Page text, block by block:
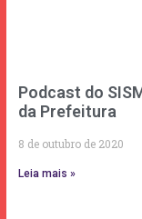
Podcast do
da Prefeitura
8 de outubro de 2020
Leia mais »